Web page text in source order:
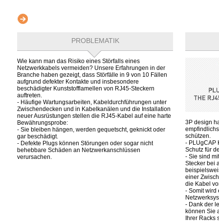
PROBLEMATIK
Wie kann man das Risiko eines Störfalls eines
Netzwerkkabels vermeiden? Unsere Erfahrungen in der
Branche haben gezeigt, dass Störfälle in 9 von 10 Fällen
aufgrund defekter Kontakte und insbesondere
beschädigter Kunststofflamellen von RJ45-Steckern
auftreten.
- Häufige Wartungsarbeiten, Kabeldurchführungen unter
Zwischendecken und in Kabelkanälen und die Installation
neuer Ausrüstungen stellen die RJ45-Kabel auf eine harte
Bewährungsprobe:
- Sie bleiben hängen, werden gequetscht, geknickt oder
gar beschädigt.
- Defekte Plugs können Störungen oder sogar nicht
behebbare Schäden an Netzwerkanschlüssen
verursachen.
3P design
schützen.
- PLUgCAP
Schutz für
- Sie sind
Stecker bei
einer
die Kabel
- Somit wird
- Dank der
können Sie
Ihrer